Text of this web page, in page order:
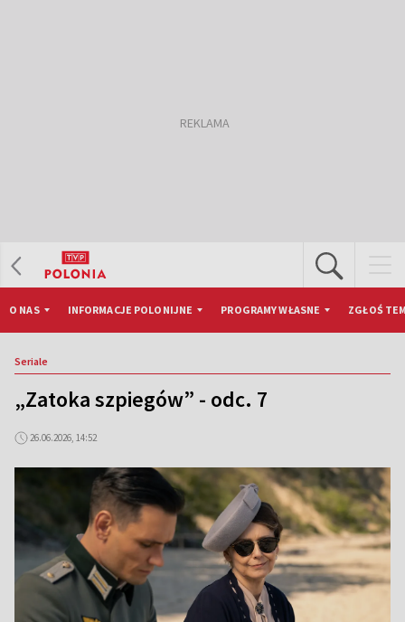
O NAS INFORMACJE POLONIJNE PROGRAMY WŁASNE ZGŁOŚ
Seriale
„Zatoka szpiegów” - odc. 7
26.06.2026, 14:52